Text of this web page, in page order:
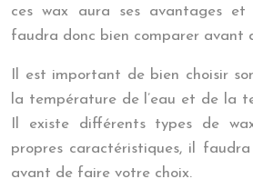
ces wax aura ses avantages et
faudra donc bien comparer avant
Il est important de bien choisir
la température de l’eau et de la
Il existe différents types de
propres caractéristiques, il
avant de faire votre choix.